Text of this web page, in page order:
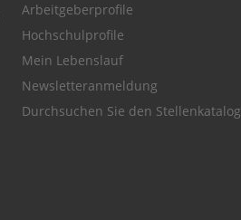
Arbeitgeberprofile
Hochschulprofile
Mein Lebenslauf
Newsletteranmeldung
Durchsuchen Sie den Stellenkatalog